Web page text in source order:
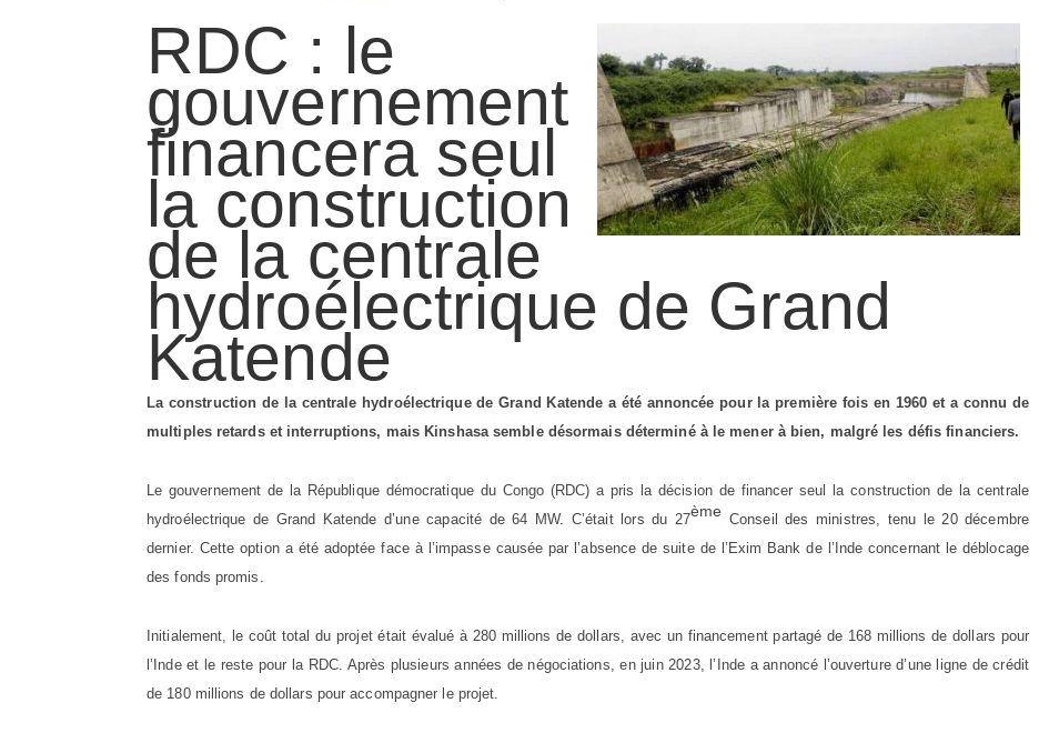
RDC : le
gouvernement
financera seul
la construction
de la centrale
hydroélectrique de Grand
Katende
La construction de la centrale hydroélectrique de Grand Katende a été annoncée pour la première fois en 1960 et a connu de
multiples retards et interruptions, mais Kinshasa semble désormais déterminé à le mener à bien, malgré les défis financiers.
Le gouvernement de la République démocratique du Congo (RDC) a pris la décision de financer seul la construction de la centrale
hydroélectrique de Grand Katende d’une capacité de 64 MW. C’était lors du 27ème Conseil des ministres, tenu le 20 décembre
dernier. Cette option a été adoptée face à l’impasse causée par l’absence de suite de l’Exim Bank de l’Inde concernant le déblocage
des fonds promis.
Initialement, le coût total du projet était évalué à 280 millions de dollars, avec un financement partagé de 168 millions de dollars pour
l’Inde et le reste pour la RDC. Après plusieurs années de négociations, en juin 2023, l’Inde a annoncé l’ouverture d’une ligne de crédit
de 180 millions de dollars pour accompagner le projet.